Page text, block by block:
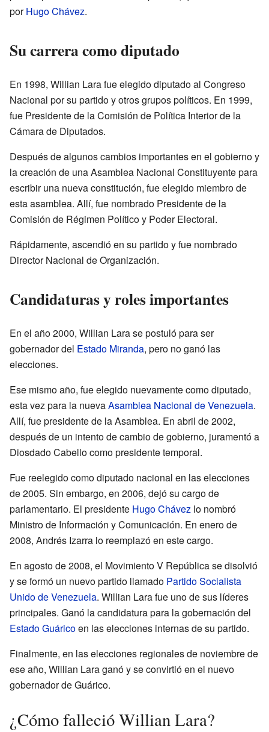
porHugo Chávez.
Su carrera como diputado
En 1998, Willian Lara fue elegido diputado al Congreso
Nacional por su partido y otros grupos políticos. En 1999,
fue Presidente de la Comisión de Política Interior de la
Cámara de Diputados.
Después de algunos cambios importantes en el gobierno y
la creación de una Asamblea Nacional Constituyente para
escribir una nueva constitución, fue elegido miembro de
esta asamblea. Allí, fue nombrado Presidente de la
Comisión de Régimen Político y Poder Electoral.
Rápidamente, ascendió en su partido y fue nombrado
Director Nacional de Organización.
Candidaturas y roles importantes
En el año 2000, Willian Lara se postuló para ser
gobernador del Estado Miranda, pero no ganó las
elecciones.
Ese mismo año, fue elegido nuevamente como diputado,
esta vez para la nuevaAsamblea Nacional de Venezuela.
Allí, fue presidente de la Asamblea. En abril de 2002,
después de un intento de cambio de gobierno, juramentó a
Diosdado Cabello como presidente temporal.
Fue reelegido como diputado nacional en las elecciones
de 2005. Sin embargo, en 2006, dejó su cargo de
parlamentario. El presidente Hugo Chávez lo nombró
Ministro de Información y Comunicación. En enero de
2008, Andrés Izarra lo reemplazó en este cargo.
En agosto de 2008, el Movimiento V República se disolvió
y se formó un nuevo partido llamado Partido Socialista
Unido de Venezuela. Willian Lara fue uno de sus líderes
principales. Ganó la candidatura para la gobernación del
Estado Guáricoen las elecciones internas de su partido.
Finalmente, en las elecciones regionales de noviembre de
ese año, Willian Lara ganó y se convirtió en el nuevo
gobernador de Guárico.
¿Cómo falleció Willian Lara?